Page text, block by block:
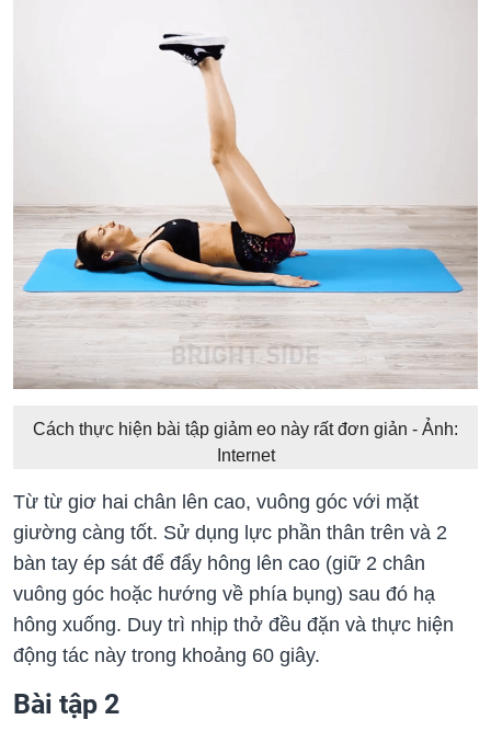
Cách thực hiện bài tập giảm eo này rất đơn giản - Ảnh:
Internet
Từ từ giơ hai chân lên cao, vuông góc với mặt
giường càng tốt. Sử dụng lực phần thân trên và 2
bàn tay ép sát để đẩy hông lên cao (giữ 2 chân
vuông góc hoặc hướng về phía bụng) sau đó hạ
hông xuống. Duy trì nhịp thở đều đặn và thực hiện
động tác này trong khoảng 60 giây.
Bài tập 2